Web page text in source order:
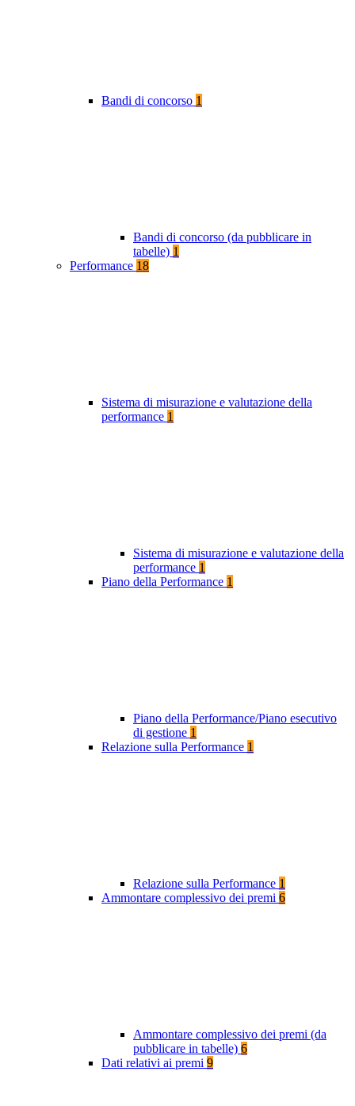
Bandi di concorso 1
Bandi di concorso (da pubblicare in
tabelle) 1
Performance 18
Sistema di misurazione e valutazione della
performance 1
Sistema di misurazione e valutazione della
performance 1
Piano della Performance 1
Piano della Performance/Piano esecutivo
di gestione 1
Relazione sulla Performance 1
Relazione sulla Performance 1
Ammontare complessivo dei premi 6
Ammontare complessivo dei premi (da
pubblicare in tabelle) 6
Dati relativi ai premi 9